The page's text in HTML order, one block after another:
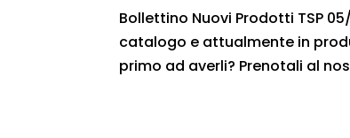
Bollettino Nuovi Prodotti TSP
catalogo e attualmente in
primo ad averli? Prenotali al